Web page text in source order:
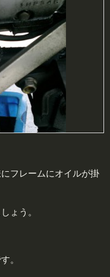
フレームにオイルが掛
ょう。
。